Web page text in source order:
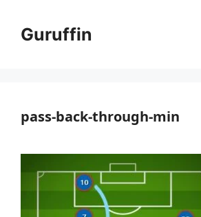
contentGuruffin
pass-back-through-min